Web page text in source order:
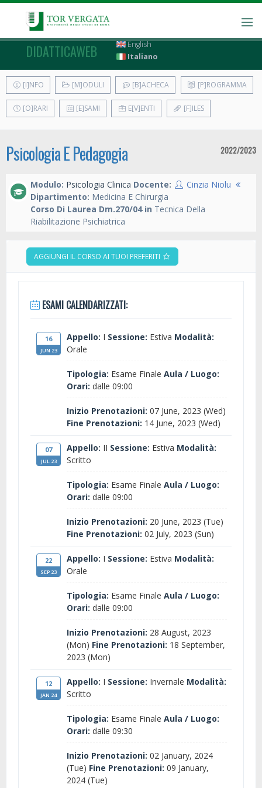
DIDATTICAWEB
English
Italiano
[I]NFO [M]ODULI [B]ACHECA [P]ROGRAMMA
[O]RARI [E]SAMI E[V]ENTI [F]ILES
Psicologia E Pedagogia 2022/2023
Modulo: Psicologia Clinica Docente:
Cinzia Niolu
Dipartimento: Medicina E Chirurgia
Corso Di Laurea Dm.270/04 in Tecnica Della
Riabilitazione Psichiatrica
AGGIUNGI IL CORSO AI TUOI PREFERITI
ESAMI CALENDARIZZATI:
16
JUN 23
Appello: I Sessione: Estiva Modalità:
Orale
Tipologia: Esame Finale Aula / Luogo:
Orari: dalle 09:00
Inizio Prenotazioni: 07 June, 2023 (Wed)
Fine Prenotazioni: 14 June, 2023 (Wed)
07
JUL 23
Appello: II Sessione: Estiva Modalità:
Scritto
Tipologia: Esame Finale Aula / Luogo:
Orari: dalle 09:00
Inizio Prenotazioni: 20 June, 2023 (Tue)
Fine Prenotazioni: 02 July, 2023 (Sun)
22
SEP 23
Appello: I Sessione: Estiva Modalità:
Orale
Tipologia: Esame Finale Aula / Luogo:
Orari: dalle 09:00
Inizio Prenotazioni: 28 August, 2023
(Mon) Fine Prenotazioni: 18 September,
2023 (Mon)
12
JAN 24
Appello: I Sessione: Invernale Modalità:
Scritto
Tipologia: Esame Finale Aula / Luogo:
Orari: dalle 09:30
Inizio Prenotazioni: 02 January, 2024
(Tue) Fine Prenotazioni: 09 January,
2024 (Tue)